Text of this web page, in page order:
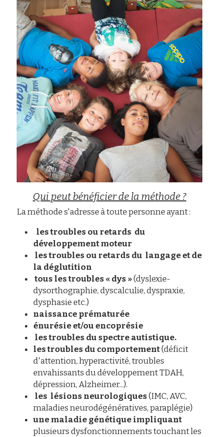
Qui peut bénéficier de la méthode ?
La méthode s'adresse à toute personne ayant :
les troubles ou retards  du
développement moteur
les troubles ou retards du  langage et de
la déglutition
tous les troubles « dys » (dyslexie-
dysorthographie, dyscalculie, dyspraxie,
dysphasie etc.)
naissance prématurée
énurésieet/ou encoprésie
les troubles du spectre autistique.
les troubles du comportement (déficit
d'attention, hyperactivité, troubles
envahissants du développement TDAH,
dépression, Alzheimer...).
les  lésions neurologiques (IMC, AVC,
maladies neurodégénératives, paraplégie)
plusieurs dysfonctionnements touchant les